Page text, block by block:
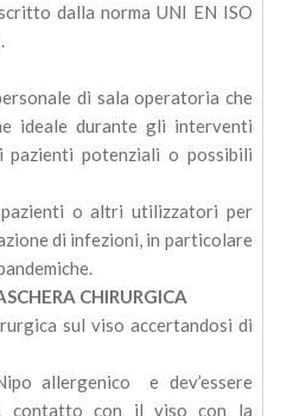
dalla norma UNI EN ISO
di sala operatoria che
ideale durante gli interventi
pazienti potenziali o possibili
o altri utilizzatori per
di infezioni, in particolare
CHIRURGICA
sul viso accertandosi di
allergenico e dev’essere
contatto con il viso con la